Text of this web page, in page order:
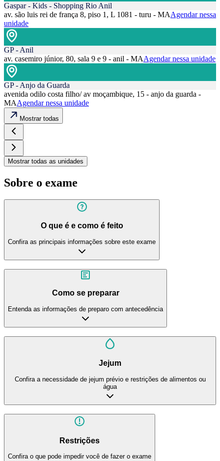
Gaspar - Kids - Shopping Rio Anil
av. são luis rei de frança 8, piso 1, L 1081 - turu - MAAgendar nessa
unidade
GP - Anil
av. casemiro júnior, 80, sala 9 e 9 - anil - MAAgendar nessa unidade
GP - Anjo da Guarda
avenida odilo costa filho/ av moçambique, 15 - anjo da guarda -
MAAgendar nessa unidade
Mostrar todas
Mostrar todas as unidades
Sobre o exame
O que é e como é feito
Confira as principais informações sobre este exame
Como se preparar
Entenda as informações de preparo com antecedência
Jejum
Confira a necessidade de jejum prévio e restrições de alimentos ou
água
Restrições
Confira o que pode impedir você de fazer o exame